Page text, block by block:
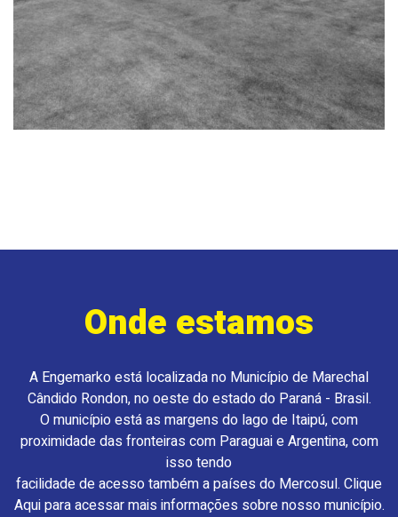
Onde estamos
A Engemarko está localizada no Município de Marechal
Cândido Rondon, no oeste do estado do Paraná - Brasil.
O município está as margens do lago de Itaipú, com
proximidade das fronteiras com Paraguai e Argentina, com
isso tendo
facilidade de acesso também a países do Mercosul. Clique
Aqui para acessar mais informações sobre nosso município.